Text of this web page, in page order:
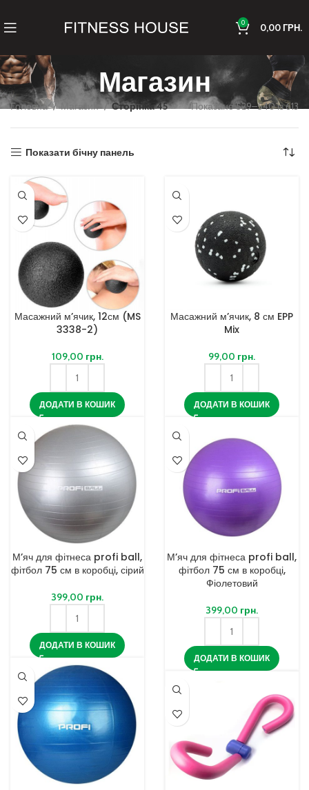
0 0,00ГРН.
Магазин
Головна Магазин Сторінка 45 Показано 529–540 із 613
Показати бічну панель
Масажний м’ячик, 12см (MS
3338-2)
109,00 грн.
ДОДАТИ В КОШИК
Масажний м’ячик, 8 см EPP
Mix
99,00 грн.
ДОДАТИ В КОШИК
М’яч для фітнеса profi ball,
фітбол 75 см в коробці, сірий
399,00 грн.
ДОДАТИ В КОШИК
М’яч для фітнеса profi ball,
фітбол 75 см в коробці,
Фіолетовий
399,00 грн.
ДОДАТИ В КОШИК